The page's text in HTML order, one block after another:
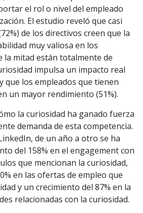
el rol o nivel del empleado
El estudio reveló que casi
de los directivos creen que la
muy valiosa en los
la mitad están totalmente de
impulsa un impacto real
que los empleados que tienen
un mayor rendimiento (51%).
la curiosidad ha ganado fuerza
demanda de esta competencia.
de un año a otro se ha
del 158% en el engagement con
que mencionan la curiosidad,
en las ofertas de empleo que
y un crecimiento del 87% en la
relacionadas con la curiosidad.